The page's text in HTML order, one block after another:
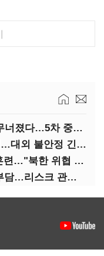
(긴급진단)"미 중동외교 정책 무너졌다…5차 중동전 가능성은 낮아"
윤 대통령 "국제분쟁 배제 못해…대외 불안정 긴밀대응"
한미일, 해양차단훈련·대해적훈련…"북한 위협 억제"
윤 대통령 "이·팔 사태로 물가부담…리스크 관리 만전 기해야"